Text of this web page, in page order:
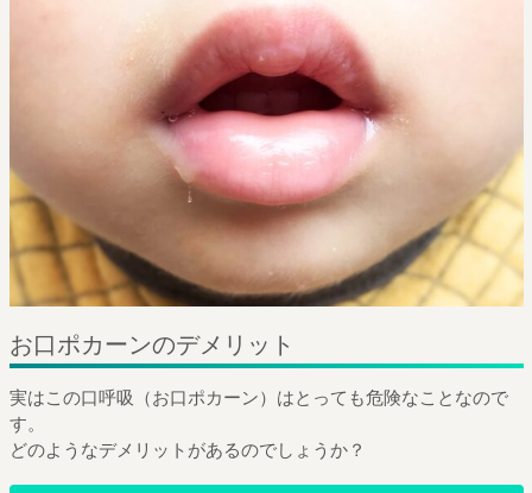
お口ポカーンのデメリット
実はこの口呼吸（お口ポカーン）はとっても危険なことなので
す。
どのようなデメリットがあるのでしょうか？